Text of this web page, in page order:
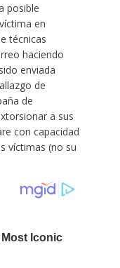
posible
en
técnicas
haciendo
enviada
de
de
a sus
con capacidad
víctimas (no su